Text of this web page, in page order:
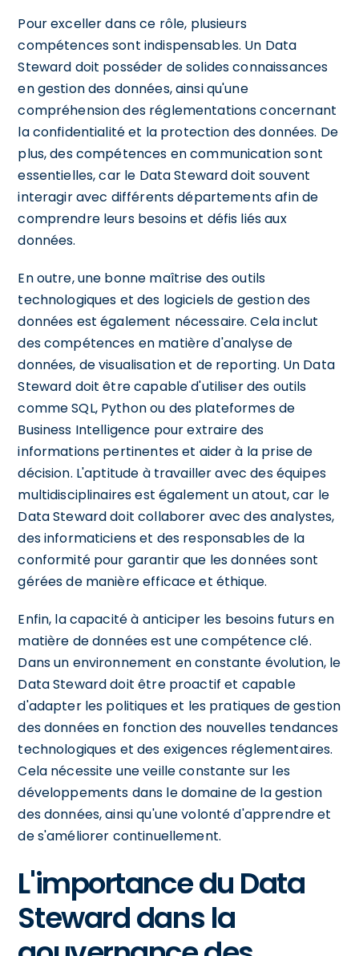
Pour exceller dans ce rôle, plusieurs
compétences sont indispensables. Un Data
Steward doit posséder de solides connaissances
en gestion des données, ainsi qu'une
compréhension des réglementations concernant
la confidentialité et la protection des données. De
plus, des compétences en communication sont
essentielles, car le Data Steward doit souvent
interagir avec différents départements afin de
comprendre leurs besoins et défis liés aux
données.
En outre, une bonne maîtrise des outils
technologiques et des logiciels de gestion des
données est également nécessaire. Cela inclut
des compétences en matière d'analyse de
données, de visualisation et de reporting. Un Data
Steward doit être capable d'utiliser des outils
comme SQL, Python ou des plateformes de
Business Intelligence pour extraire des
informations pertinentes et aider à la prise de
décision. L'aptitude à travailler avec des équipes
multidisciplinaires est également un atout, car le
Data Steward doit collaborer avec des analystes,
des informaticiens et des responsables de la
conformité pour garantir que les données sont
gérées de manière efficace et éthique.
Enfin, la capacité à anticiper les besoins futurs en
matière de données est une compétence clé.
Dans un environnement en constante évolution, le
Data Steward doit être proactif et capable
d'adapter les politiques et les pratiques de gestion
des données en fonction des nouvelles tendances
technologiques et des exigences réglementaires.
Cela nécessite une veille constante sur les
développements dans le domaine de la gestion
des données, ainsi qu'une volonté d'apprendre et
de s'améliorer continuellement.
L'importance du Data
Steward dans la